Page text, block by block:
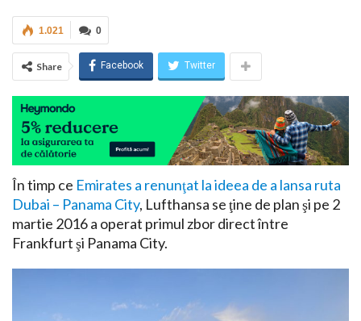
0
1.021
Share Facebook Twitter
În timp ce Emirates a renunţat la ideea de a lansa ruta
Dubai – Panama City, Lufthansa se ţine de plan şi pe 2
martie 2016 a operat primul zbor direct între
Frankfurt şi Panama City.